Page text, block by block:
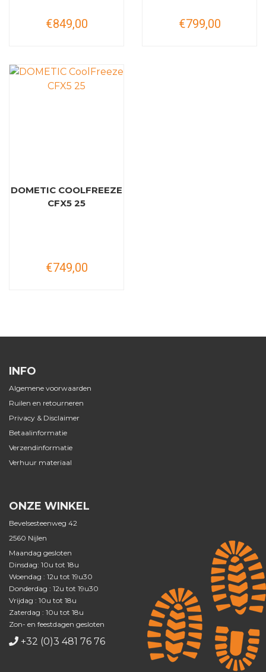
€849,00 €799,00
DOMETIC COOLFREEZE
CFX5 25
€749,00
INFO
Algemene voorwaarden
Ruilen en retourneren
Privacy & Disclaimer
Betaalinformatie
Verzendinformatie
Verhuur materiaal
ONZE WINKEL
Bevelsesteenweg 42
2560 Nijlen
Maandag gesloten
Dinsdag: 10u tot 18u
Woendag : 12u tot 19u30
Donderdag : 12u tot 19u30
Vrijdag : 10u tot 18u
Zaterdag : 10u tot 18u
Zon- en feestdagen gesloten
+32 (0)3 481 76 76